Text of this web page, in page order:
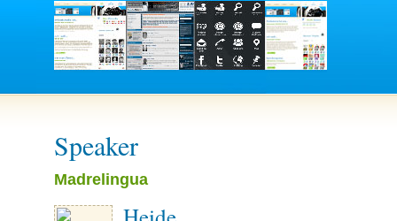
Speaker
Madrelingua